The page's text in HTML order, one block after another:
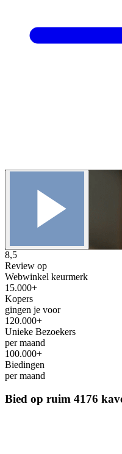
8,5
Review op
Webwinkel keurmerk
15.000+
Kopers
gingen je voor
120.000+
Unieke Bezoekers
per maand
100.000+
Biedingen
per maand
Bied op ruim 4176